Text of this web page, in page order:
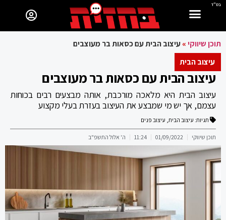
בס"ד
תוכן שיווקי»עיצוב הבית עם כסאות בר מעוצבים
עיצוב הבית
עיצוב הבית עם כסאות בר מעוצבים
עיצוב הבית היא מלאכה מורכבת, אותה מבצעים רבים בכוחות
עצמם, אך יש מי שמבצע את העיצוב בעזרת בעלי מקצוע
תגיות: עיצוב הבית, עיצוב פנים
תוכן שיווקי 01/09/2022
11:24 ה' אלול התשפ"ב